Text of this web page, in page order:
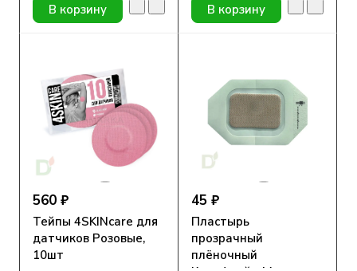
В корзину В корзину
560 ₽
Тейпы 4SKINcare для
датчиков Розовые,
10шт
45 ₽
Пластырь
прозрачный
плёночный